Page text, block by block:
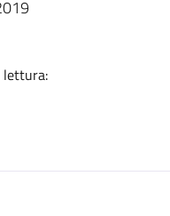
lettura: